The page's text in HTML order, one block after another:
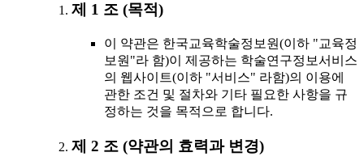
제 1 조 (목적)
이 약관은 한국교육학술정보원(이하 "교육정
보원"라 함)이 제공하는 학술연구정보서비스
의 웹사이트(이하 "서비스" 라함)의 이용에
관한 조건 및 절차와 기타 필요한 사항을 규
정하는 것을 목적으로 합니다.
제 2 조 (약관의 효력과 변경)